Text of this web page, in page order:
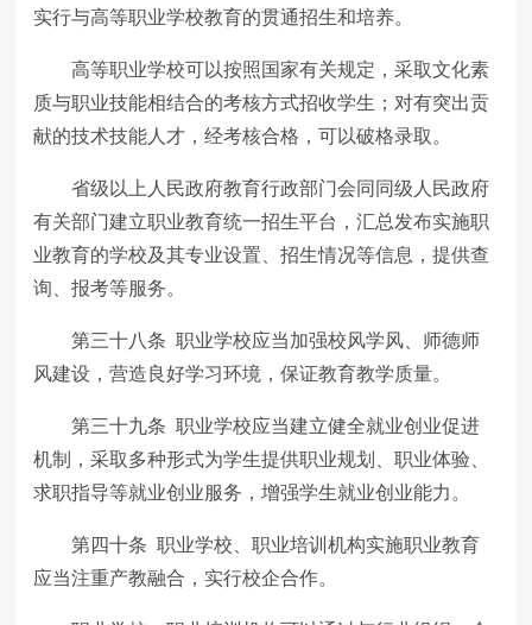
实行与高等职业学校教育的贯通招生和培养。
高等职业学校可以按照国家有关规定，采取文化素
质与职业技能相结合的考核方式招收学生；对有突出贡
献的技术技能人才，经考核合格，可以破格录取。
省级以上人民政府教育行政部门会同同级人民政府
有关部门建立职业教育统一招生平台，汇总发布实施职
业教育的学校及其专业设置、招生情况等信息，提供查
询、报考等服务。
第三十八条 职业学校应当加强校风学风、师德师
风建设，营造良好学习环境，保证教育教学质量。
第三十九条 职业学校应当建立健全就业创业促进
机制，采取多种形式为学生提供职业规划、职业体验、
求职指导等就业创业服务，增强学生就业创业能力。
第四十条 职业学校、职业培训机构实施职业教育
应当注重产教融合，实行校企合作。